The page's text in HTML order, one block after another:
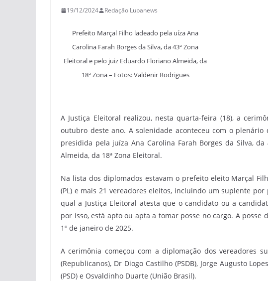
19/12/2024 Redação Lupanews
Prefeito Marçal Filho ladeado pela uíza Ana
Carolina Farah Borges da Silva, da 43ª Zona
Eleitoral e pelo juiz Eduardo Floriano Almeida, da
18ª Zona – Fotos: Valdenir Rodrigues
A Justiça Eleitoral realizou, nesta quarta-feira (18), a
outubro deste ano. A solenidade aconteceu com o
presidida pela juíza Ana Carolina Farah Borges da Silva,
Almeida, da 18ª Zona Eleitoral.
Na lista dos diplomados estavam o prefeito eleito Marçal
(PL) e mais 21 vereadores eleitos, incluindo um suplente
qual a Justiça Eleitoral atesta que o candidato ou a
por isso, está apto ou apta a tomar posse no cargo. A posse
1º de janeiro de 2025.
A cerimônia começou com a diplomação dos vereadores
(Republicanos), Dr Diogo Castilho (PSDB), Jorge Augusto
(PSD) e Osvaldinho Duarte (União Brasil).